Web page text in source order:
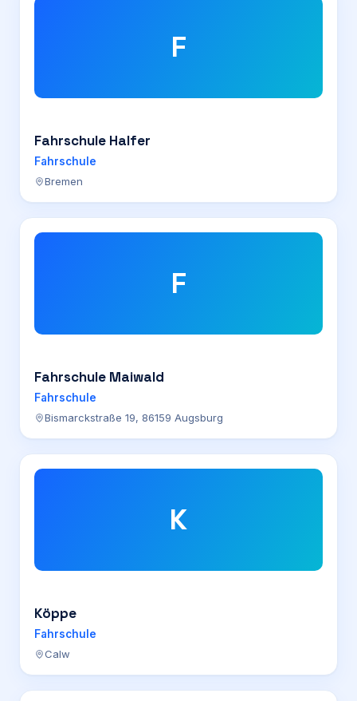
F
Fahrschule Halfer
Fahrschule
Bremen
F
Fahrschule Maiwald
Fahrschule
Bismarckstraße 19, 86159 Augsburg
K
Köppe
Fahrschule
Calw